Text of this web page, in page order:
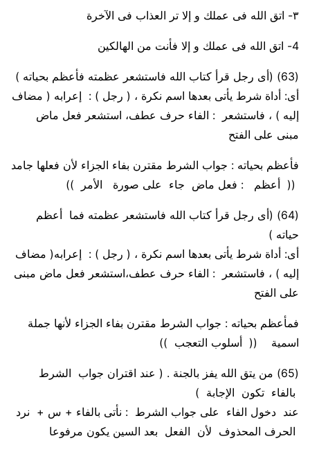
٣- اتق الله فى عملك و إلا تر العذاب فى الآخرة
4- اتق الله فى عملك و إلا فأنت من الهالكين
(63)
(أى رجل قرأ كتاب الله فاستشعر عظمته فأعظم بحياته )
أى: أداة شرط يأتى بعدها اسم نكرة ، ( رجل ) : إعرابه ( مضاف
إليه ) ، فاستشعر : الفاء حرف عطف، استشعر فعل ماض
مبنى على الفتح
فأعظم بحياته : جواب الشرط مقترن بفاء الجزاء لأن فعلها جامد
(( أعظم : فعل ماض جاء على صورة الأمر ))
(64)
(أى رجل قرأ كتاب الله فاستشعر عظمته فما أعظم
حياته )
أى: أداة شرط يأتى بعدها اسم نكرة ، ( رجل ) : إعرابه( مضاف
إليه ) ، فاستشعر : الفاء حرف عطف،استشعر فعل ماض مبنى
على الفتح
فمأعظم بحياته : جواب الشرط مقترن بفاء الجزاء لأنها جملة
اسمية (( أسلوب التعجب ))
(65)
من يتق الله يفز بالجنة . ( عند اقتران جواب الشرط
بالفاء تكون الإجابة )
عند دخول الفاء على جواب الشرط : نأتى بالفاء + س + نرد
الحرف المحذوف لأن الفعل بعد السين يكون مرفوعا